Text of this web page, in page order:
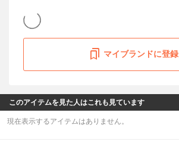
マイブランドに登録
このアイテムを見た人はこれも見ています
現在表示するアイテムはありません。